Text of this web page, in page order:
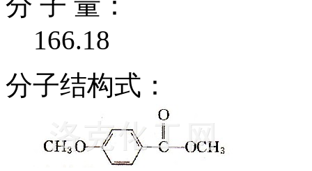
166.18
分子结构式：